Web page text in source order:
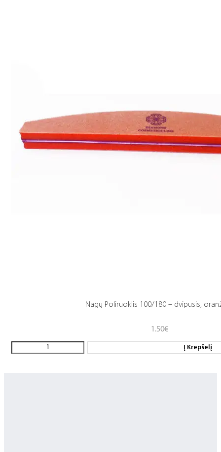
Nagų Poliruoklis 100/180 – dvipusis,
1.50€
Į Krepšelį